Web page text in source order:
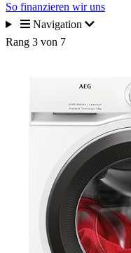
So finanzieren wir uns
Navigation
Rang 3 von 7